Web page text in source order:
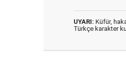
UYARI: Küfür,
Türkçe karakter